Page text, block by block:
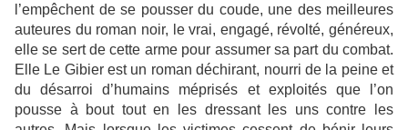
l’empêchent de se pousser du coude, une des meilleures
auteures du roman noir, le vrai, engagé, révolté, généreux,
elle se sert de cette arme pour assumer sa part du combat.
Elle Le Gibier est un roman déchirant, nourri de la peine et
du désarroi d’humains méprisés et exploités que l’on
pousse à bout tout en les dressant les uns contre les